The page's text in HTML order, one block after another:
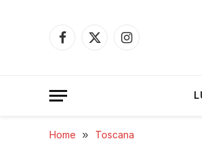
Facebook
X
Instagram
Home » Toscana